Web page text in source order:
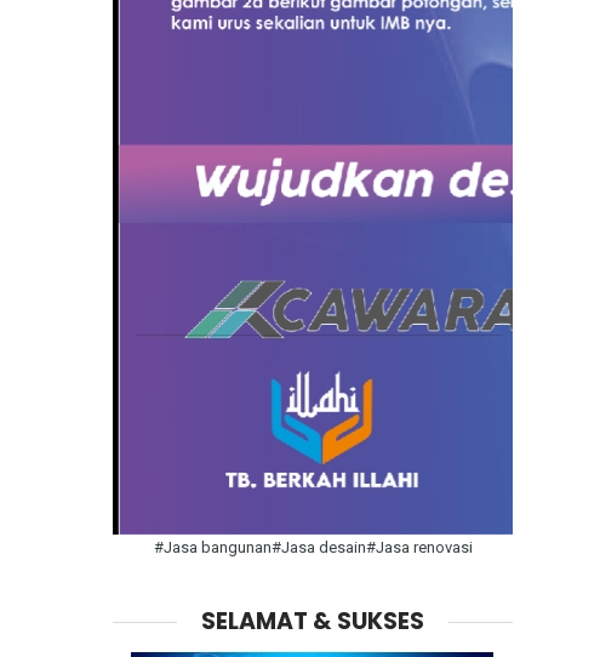
#Jasa bangunan#Jasa desain#Jasa renovasi
SELAMAT & SUKSES